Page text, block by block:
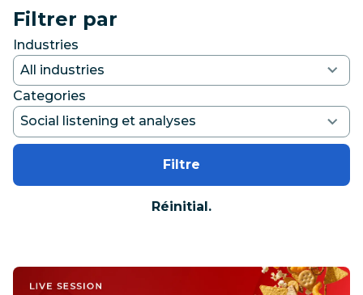
Filtrer par
Industries
Categories
Filtre
Réinitial.